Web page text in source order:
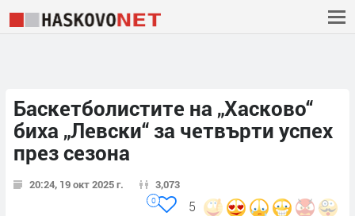
Баскетболистите на „Хасково“
биха „Левски“ за четвърти успех
през сезона
20:24, 19 окт 2025 г. 3,073
5
0